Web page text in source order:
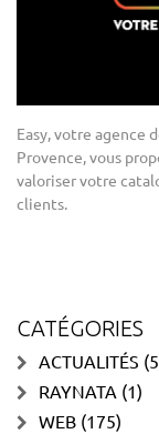
Easy, votre agence
Provence, vous
valoriser votre
clients.
CATÉGORIES
ACTUALITÉS
RAYNATA (1)
WEB (175)